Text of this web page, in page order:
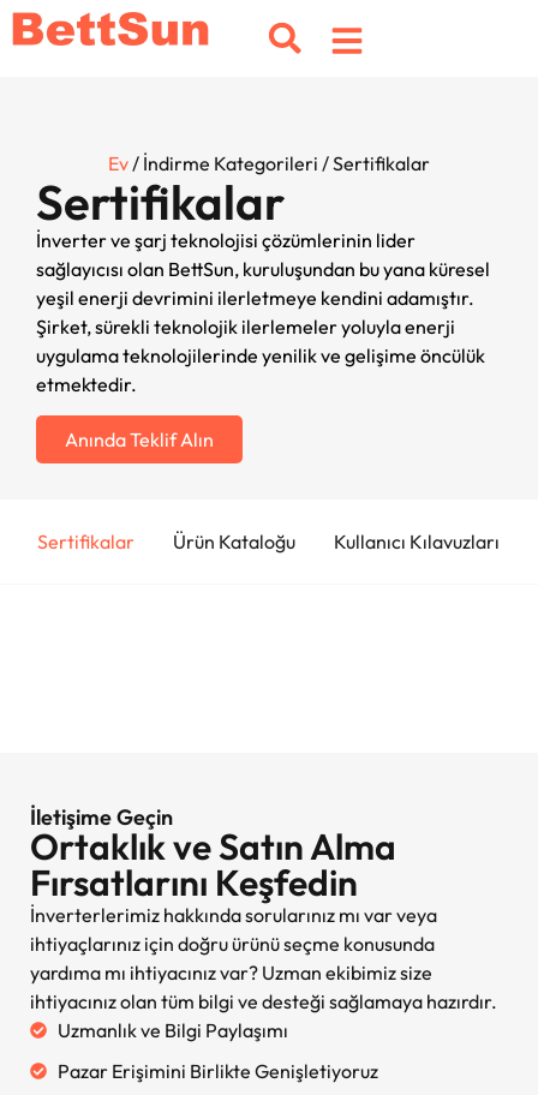
Ev/ İndirme Kategorileri / Sertifikalar
Sertifikalar
İnverter ve şarj teknolojisi çözümlerinin lider
sağlayıcısı olan BettSun, kuruluşundan bu yana küresel
yeşil enerji devrimini ilerletmeye kendini adamıştır.
Şirket, sürekli teknolojik ilerlemeler yoluyla enerji
uygulama teknolojilerinde yenilik ve gelişime öncülük
etmektedir.
Anında Teklif Alın
Sertifikalar Ürün Kataloğu Kullanıcı Kılavuzları
İletişime Geçin
Ortaklık ve Satın Alma
Fırsatlarını Keşfedin
İnverterlerimiz hakkında sorularınız mı var veya
ihtiyaçlarınız için doğru ürünü seçme konusunda
yardıma mı ihtiyacınız var? Uzman ekibimiz size
ihtiyacınız olan tüm bilgi ve desteği sağlamaya hazırdır.
Uzmanlık ve Bilgi Paylaşımı
Pazar Erişimini Birlikte Genişletiyoruz